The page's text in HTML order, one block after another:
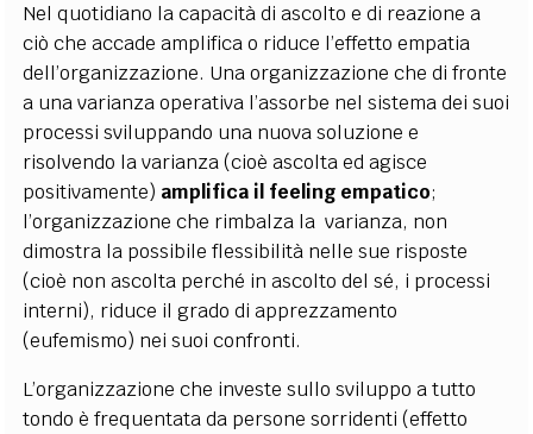
Nel quotidiano la capacità di ascolto e di reazione a
ciò che accade amplifica o riduce l’effetto empatia
dell’organizzazione. Una organizzazione che di fronte
a una varianza operativa l’assorbe nel sistema dei suoi
processi sviluppando una nuova soluzione e
risolvendo la varianza (cioè ascolta ed agisce
positivamente) amplifica il feeling empatico;
l’organizzazione che rimbalza la varianza, non
dimostra la possibile flessibilità nelle sue risposte
(cioè non ascolta perché in ascolto del sé, i processi
interni), riduce il grado di apprezzamento
(eufemismo) nei suoi confronti.
L’organizzazione che investe sullo sviluppo a tutto
tondo è frequentata da persone sorridenti (effetto